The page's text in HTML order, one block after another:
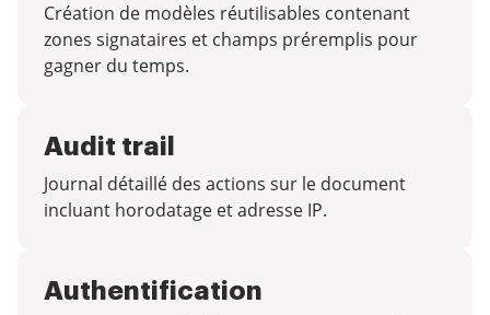
Création de modèles réutilisables contenant
zones signataires et champs préremplis pour
gagner du temps.
Audit trail
Journal détaillé des actions sur le document
incluant horodatage et adresse IP.
Authentification